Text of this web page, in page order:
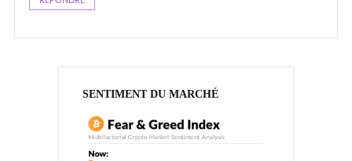
SENTIMENT DU MARCHÉ